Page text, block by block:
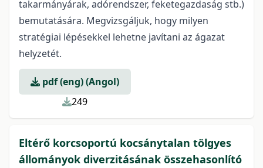
takarmányárak, adórendszer, feketegazdaság stb.)
bemutatására. Megvizsgáljuk, hogy milyen
stratégiai lépésekkel lehetne javítani az ágazat
helyzetét.
pdf (eng) (Angol)
249
Eltérő korcsoportú kocsánytalan tölgyes
állományok diverzitásának összehasonlító